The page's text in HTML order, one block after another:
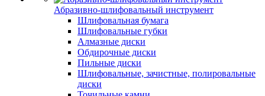
Абразивно-шлифовальный инструмент
Шлифовальная бумага
Шлифовальные губки
Алмазные диски
Обдирочные диски
Пильные диски
Шлифовальные, зачистные, полировальные
диски